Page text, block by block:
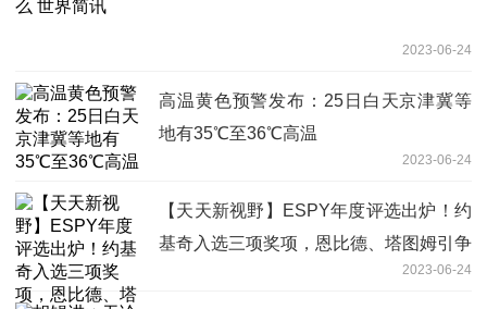
2023-06-24
高温黄色预警发布：25日白天京津冀等
地有35℃至36℃高温
2023-06-24
【天天新视野】ESPY年度评选出炉！约
基奇入选三项奖项，恩比德、塔图姆引争
2023-06-24